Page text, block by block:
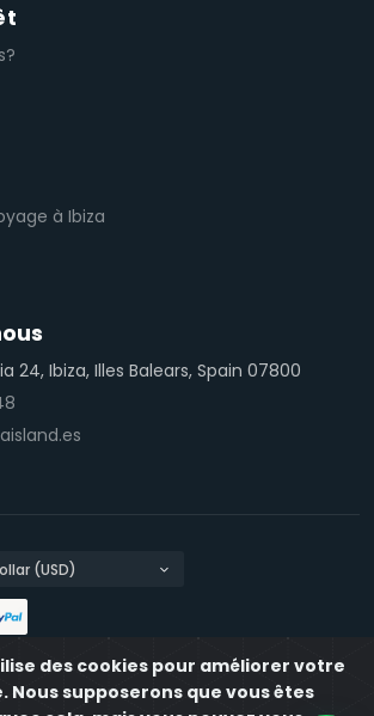
à Ibiza
24, Ibiza, Illes Balears, Spain 07800
de cookies
IbizaIsland
des cookies pour améliorer votre
Nous supposerons que vous êtes